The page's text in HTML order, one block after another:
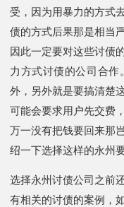
受，因为用暴力的方式
债的方式后果那是相当
因此一定要对这些讨债
力方式讨债的公司合作
外，另外就是要搞清楚
可能会要求用户先交费
万一没有把钱要回来那
绍一下选择这样的永州
选择永州讨债公司之前
有相关的讨债的案例，